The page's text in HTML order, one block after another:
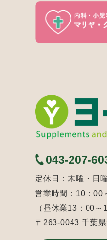
043-207-
定休日：木曜・日
営業時間：10：00
（昼休業13：00
〒263-0043 千葉